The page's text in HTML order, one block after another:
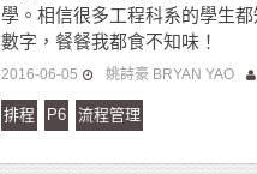
學。相信很多工程科系的學生
數字，餐餐我都食不知味！
2016-06-05 姚詩豪 BRYAN YAO
排程 P6 流程管理